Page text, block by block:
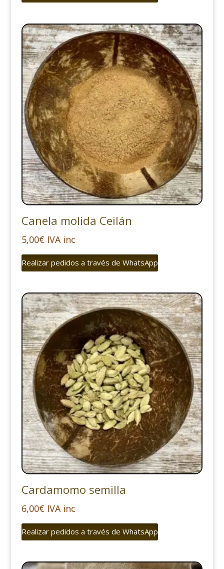
Canela molida Ceilán
5,00€ IVA inc
Realizar pedidos a través de WhatsApp
Cardamomo semilla
6,00€ IVA inc
Realizar pedidos a través de WhatsApp